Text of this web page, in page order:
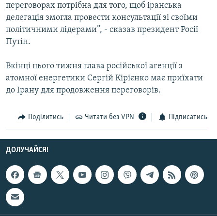
Усі сайти RFE/RL
переговорах потрібна для того, щоб іранська
делегація змогла провести консультації зі своїми
політичними лідерами”, - сказав президент Росії
Путін.
Вкінці цього тижня глава російської агенції з
атомної енергетики Сергій Кірієнко має приїхати
до Ірану для продовження переговорів.
Поділитись Читати без VPN Підписатись
ДОЛУЧАЙСЯ!